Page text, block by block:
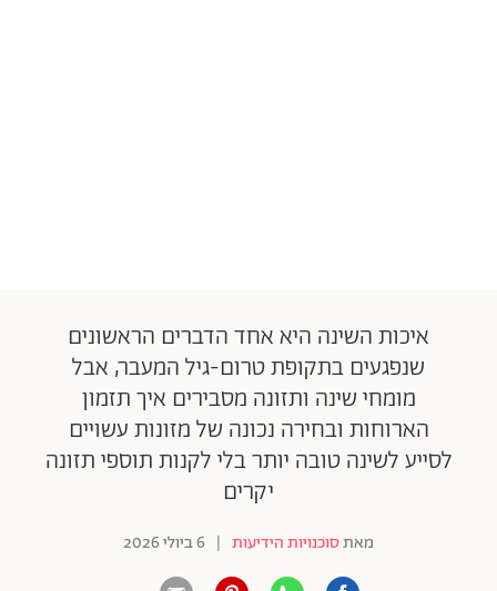
איכות השינה היא אחד הדברים הראשונים
שנפגעים בתקופת טרום-גיל המעבר, אבל
מומחי שינה ותזונה מסבירים איך תזמון
הארוחות ובחירה נכונה של מזונות עשויים
לסייע לשינה טובה יותר בלי לקנות תוספי תזונה
יקרים
מאתסוכנויות הידיעות | 6 ביולי 2026